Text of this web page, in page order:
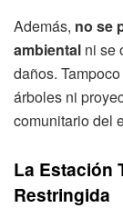
Además, no se
ambiental ni se
daños.
árboles ni
comunitario del
La Estación
Restringida